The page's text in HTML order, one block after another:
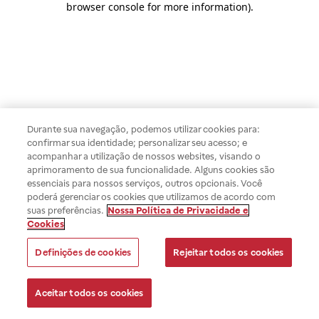
browser console for more information).
Durante sua navegação, podemos utilizar cookies para:
confirmar sua identidade; personalizar seu acesso; e
acompanhar a utilização de nossos websites, visando o
aprimoramento de sua funcionalidade. Alguns cookies são
essenciais para nossos serviços, outros opcionais. Você
poderá gerenciar os cookies que utilizamos de acordo com
suas preferências. Nossa Política de Privacidade e
Cookies
Definições de cookies Rejeitar todos os cookies
Aceitar todos os cookies